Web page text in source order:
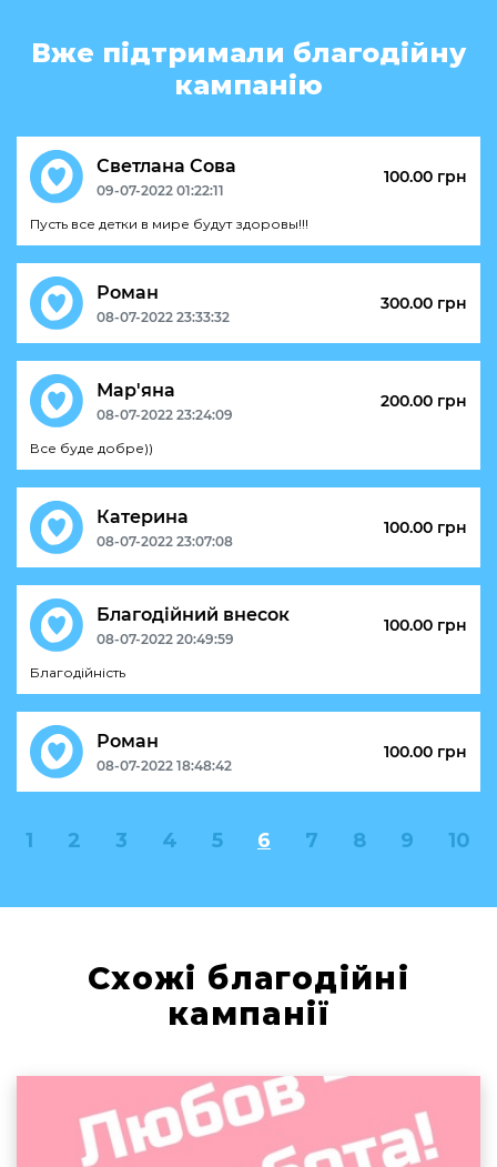
Вже підтримали благодійну
кампанію
Светлана Сова
09-07-2022 01:22:11
100.00 грн
Пусть все детки в мире будут здоровы!!!
Роман
08-07-2022 23:33:32
300.00 грн
Мар'яна
08-07-2022 23:24:09
200.00 грн
Все буде добре))
Катерина
08-07-2022 23:07:08
100.00 грн
Благодійний внесок
08-07-2022 20:49:59
100.00 грн
Благодійність
Роман
08-07-2022 18:48:42
100.00 грн
1 2 3 4 5 6 7 8 9 10
Схожі благодійні
кампанії